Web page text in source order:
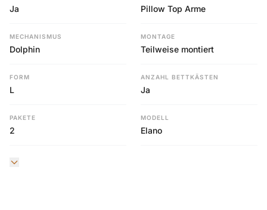
Ja Pillow Top Arme
MECHANISMUS
Dolphin
MONTAGE
Teilweise montiert
FORM
L
ANZAHL BETTKÄSTEN
Ja
PAKETE
2
MODELL
Elano